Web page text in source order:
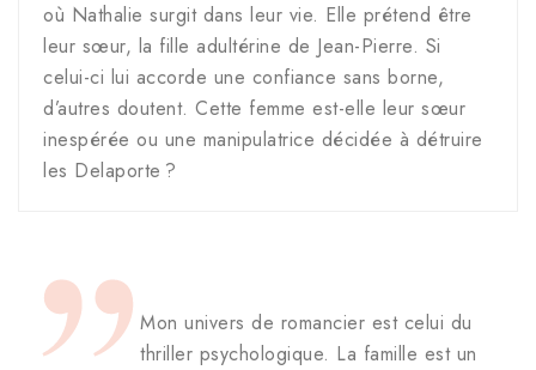
où Nathalie surgit dans leur vie. Elle prétend être
leur sœur, la fille adultérine de Jean-Pierre. Si
celui-ci lui accorde une confiance sans borne,
d’autres doutent. Cette femme est-elle leur sœur
inespérée ou une manipulatrice décidée à détruire
les Delaporte ?
Mon univers de romancier est celui du
thriller psychologique. La famille est un